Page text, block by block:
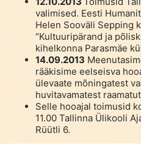
valimised. Eesti
Helen Sooväli Sepping
“Kultuuripärand ja
kihelkonna Parasmäe
14.09.2013
rääkisime eelseisva
ülevaate mõningatest
huvitavamatest
Selle hooajal toimusid
11.00 Tallinna Ülikooli
Rüütli 6.